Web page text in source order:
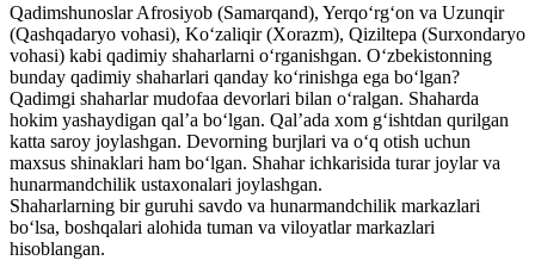
Qadimshunoslar Afrosiyob (Samarqand), Yerqo‘rg‘on va Uzunqir
(Qashqadaryo vohasi), Ko‘zaliqir (Xorazm), Qiziltepa (Surxondaryo
vohasi) kabi qadimiy shaharlarni o‘rganishgan. O‘zbekistonning
bunday qadimiy shaharlari qanday ko‘rinishga ega bo‘lgan?
Qadimgi shaharlar mudofaa devorlari bilan o‘ralgan. Shaharda
hokim yashaydigan qal’a bo‘lgan. Qal’ada xom g‘ishtdan qurilgan
katta saroy joylashgan. Devorning burjlari va o‘q otish uchun
maxsus shinaklari ham bo‘lgan. Shahar ichkarisida turar joylar va
hunarmandchilik ustaxonalari joylashgan.
Shaharlarning bir guruhi savdo va hunarmandchilik markazlari
bo‘lsa, boshqalari alohida tuman va viloyatlar markazlari
hisoblangan.